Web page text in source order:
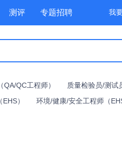
测评 专题招聘 我
QC工程师）
质量检验员/测试
）
环境/健康/安全工程师（